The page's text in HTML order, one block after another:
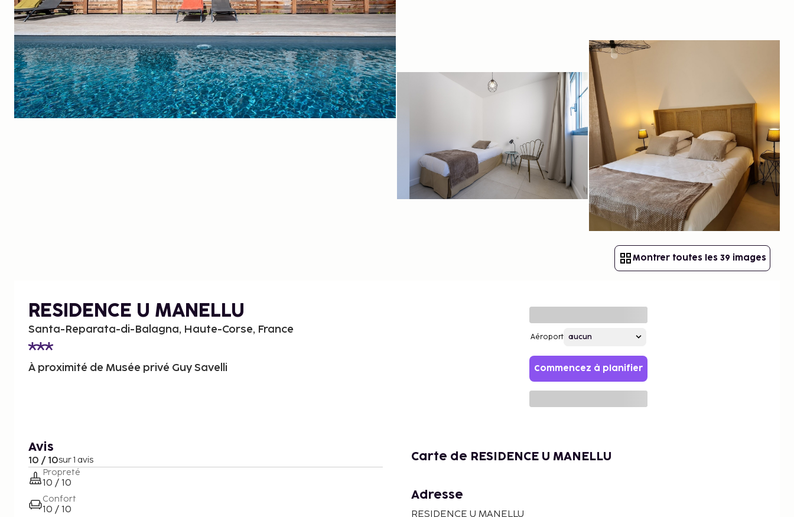
Montrer toutes les 39 images
RESIDENCE U MANELLU
Santa-Reparata-di-Balagna, Haute-Corse, France
À proximité de Musée privé Guy Savelli
Aéroport
Commencez à planifier
Avis
10 / 10sur 1 avis
Propreté
10 / 10
Confort
10 / 10
Carte de RESIDENCE U MANELLU
Adresse
RESIDENCE U MANELLU